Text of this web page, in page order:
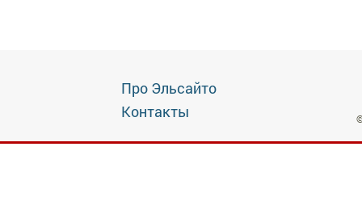
Про Эльсайто
Контакты